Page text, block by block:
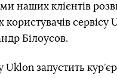
наших клієнтів
користувачів
Білоусов.
запустить